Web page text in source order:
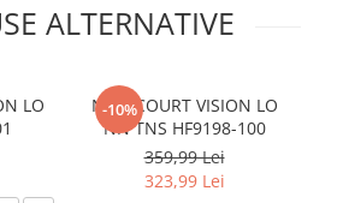
ALTERNATIVE
LO
-10%
NIKE COURT VISION LO
NN TNS HF9198-100
359,99 Lei
323,99 Lei